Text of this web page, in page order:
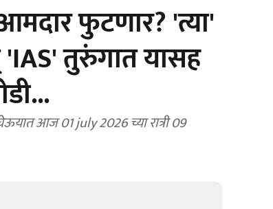
फुटणार? 'त्या'
तुरुंगात यासह
आज 01 july 2026 च्या रात्री 09